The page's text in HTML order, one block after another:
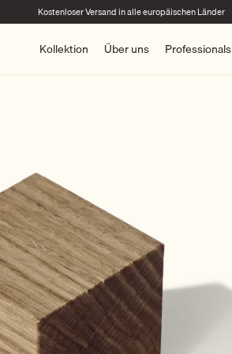
Kostenloser Versand in alle europäischen Länder
Kollektion Über uns Professionals